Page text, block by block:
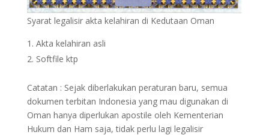
Syarat legalisir akta kelahiran di Kedutaan Oman
Akta kelahiran asli
Softfile ktp
Catatan : Sejak diberlakukan peraturan baru, semua
dokumen terbitan Indonesia yang mau digunakan di
Oman hanya diperlukan apostile oleh Kementerian
Hukum dan Ham saja, tidak perlu lagi legalisir